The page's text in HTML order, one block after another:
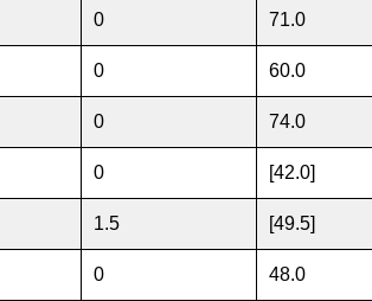
0 71.0
0 60.0
0 74.0
0 [42.0]
1.5 [49.5]
0 48.0